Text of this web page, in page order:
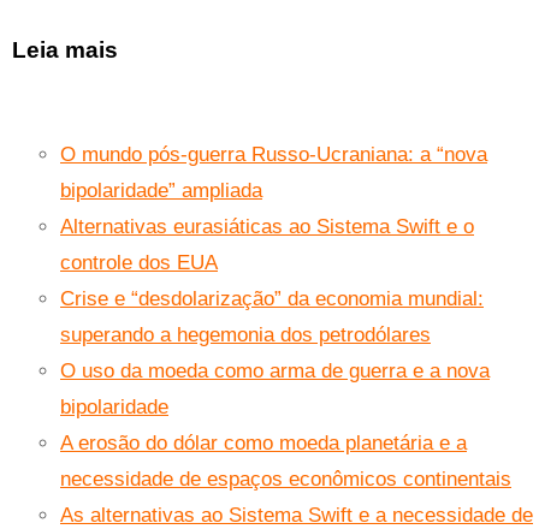
Leia mais
O mundo pós-guerra Russo-Ucraniana: a “nova
bipolaridade” ampliada
Alternativas eurasiáticas ao Sistema Swift e o
controle dos EUA
Crise e “desdolarização” da economia mundial:
superando a hegemonia dos petrodólares
O uso da moeda como arma de guerra e a nova
bipolaridade
A erosão do dólar como moeda planetária e a
necessidade de espaços econômicos continentais
As alternativas ao Sistema Swift e a necessidade de